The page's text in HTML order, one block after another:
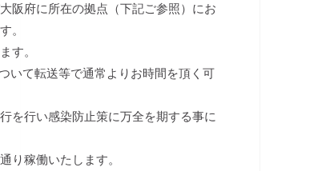
阪府に所在の拠点（下記ご参照）にお
。
す。
いて転送等で通常よりお時間を頂く可
を行い感染防止策に万全を期する事に
り稼働いたします。